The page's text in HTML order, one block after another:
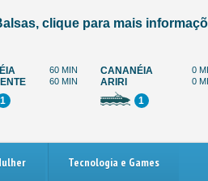
clique para mais
60 MIN
60 MIN
1
CANANÉIA 0
ARIRI 0
1
Tecnologia e Games